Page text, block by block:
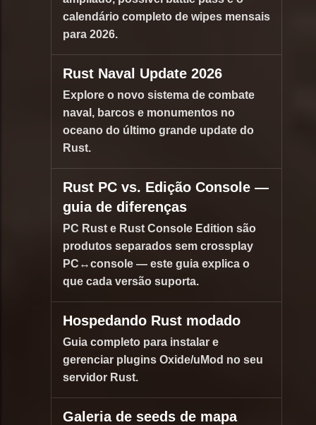
calendário completo de wipes mensais
para 2026.
Rust Naval Update 2026
Explore o novo sistema de combate
naval, barcos e monumentos no
oceano do último grande update do
Rust.
Rust PC vs. Edição Console —
guia de diferenças
PC Rust e Rust Console Edition são
produtos separados sem crossplay
PC↔console — este guia explica o
que cada versão suporta.
Hospedando Rust modado
Guia completo para instalar e
gerenciar plugins Oxide/uMod no seu
servidor Rust.
Galeria de seeds de mapa